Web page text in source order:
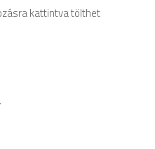
kattintva tölthet